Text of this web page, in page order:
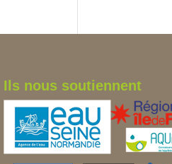
Ils nous soutiennent